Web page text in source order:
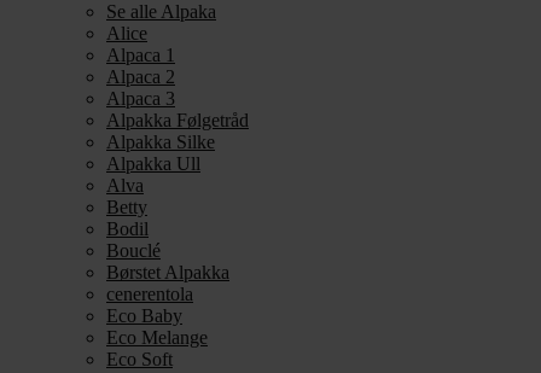
Se alle Alpaka
Alice
Alpaca 1
Alpaca 2
Alpaca 3
Alpakka Følgetråd
Alpakka Silke
Alpakka Ull
Alva
Betty
Bodil
Bouclé
Børstet Alpakka
cenerentola
Eco Baby
Eco Melange
Eco Soft